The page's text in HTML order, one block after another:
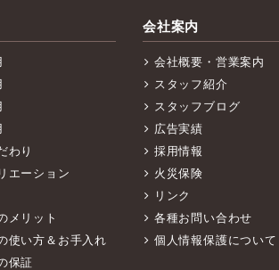
わり
エーション
メリット
使い方＆お手入れ
保証
会社案内
会社概要・営業案内
スタッフ紹介
スタッフブログ
広告実績
採用情報
火災保険
リンク
各種お問い合わせ
個人情報保護について